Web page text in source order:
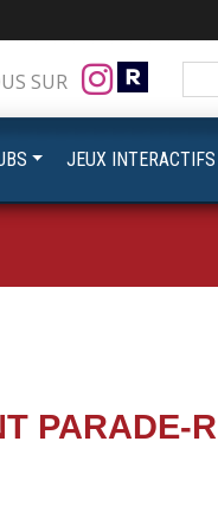
PARADE-
SUR
JEUX INTERACTIFS